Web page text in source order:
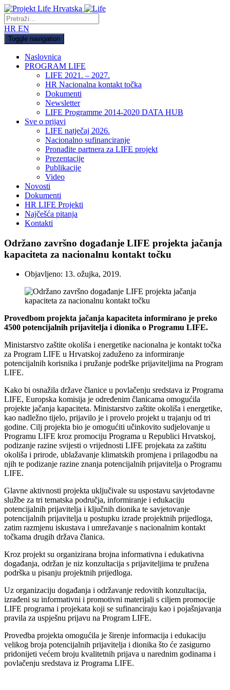
HR EN
Toggle navigation
Naslovnica
PROGRAM LIFE
LIFE 2021. – 2027.
HR Nacionalna kontakt točka
Dokumenti
Newsletter
LIFE Programme 2014-2020 DATA HUB
Sve o prijavi
LIFE natječaj 2026.
Nacionalno sufinanciranje
Pronađite partnera za LIFE projekt
Prezentacije
Publikacije
Video
Novosti
Dokumenti
HR LIFE Projekti
Najčešća pitanja
Kontakti
Održano završno događanje LIFE projekta jačanja
kapaciteta za nacionalnu kontakt točku
Objavljeno: 13. ožujka, 2019.
Provedbom projekta jačanja kapaciteta informirano je preko
4500 potencijalnih prijavitelja i dionika o Programu LIFE.
Ministarstvo zaštite okoliša i energetike nacionalna je kontakt točka
za Program LIFE u Hrvatskoj zaduženo za informiranje
potencijalnih korisnika i pružanje podrške prijaviteljima na Program
LIFE.
Kako bi osnažila države članice u povlačenju sredstava iz Programa
LIFE, Europska komisija je određenim članicama omogućila
projekte jačanja kapaciteta. Ministarstvo zaštite okoliša i energetike,
kao nadležno tijelo, prijavilo je i provelo projekt u trajanju od tri
godine. Cilj projekta bio je omogućiti učinkovito sudjelovanje u
Programu LIFE kroz promociju Programa u Republici Hrvatskoj,
podizanje razine svijesti o vrijednosti LIFE projekata za zaštitu
okoliša i prirode, ublažavanje klimatskih promjena i prilagodbu na
njih te podizanje razine znanja potencijalnih prijavitelja o Programu
LIFE.
Glavne aktivnosti projekta uključivale su uspostavu savjetodavne
službe za tri tematska područja, informiranje i edukaciju
potencijalnih prijavitelja i ključnih dionika te savjetovanje
potencijalnih prijavitelja u postupku izrade projektnih prijedloga,
zatim razmjenu iskustava i umrežavanje s nacionalnim kontakt
točkama drugih država članica.
Kroz projekt su organizirana brojna informativna i edukativna
događanja, održan je niz konzultacija s prijaviteljima te pružena
podrška u pisanju projektnih prijedloga.
Uz organizaciju događanja i održavanje redovitih konzultacija,
izrađeni su informativni i promotivni materijali s ciljem promocije
LIFE programa i projekata koji se sufinanciraju kao i pojašnjavanja
pravila za uspješnu prijavu na Program LIFE.
Provedba projekta omogućila je širenje informacija i edukaciju
velikog broja potencijalnih prijavitelja i dionika što će zasigurno
pridonijeti većem broju kvalitetnih prijava u narednim godinama i
povlačenju sredstava iz Programa LIFE.